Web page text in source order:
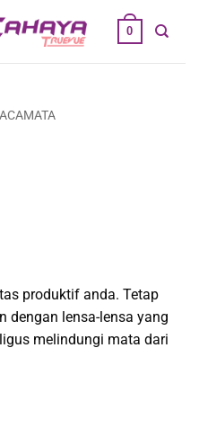
0
produktif anda. Tetap
dengan lensa-lensa yang
melindungi mata dari